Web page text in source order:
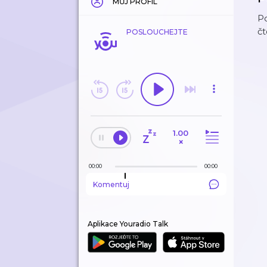
POSLOUCHEJTE
1.00
×
00:00 00:00
Komentuj
Aplikace Youradio Talk